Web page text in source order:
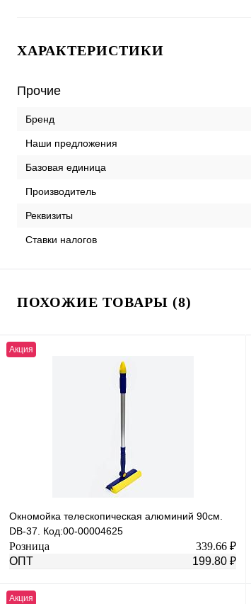
ХАРАКТЕРИСТИКИ
Прочие
Бренд
Наши предложения
Базовая единица
Производитель
Реквизиты
Ставки налогов
ПОХОЖИЕ ТОВАРЫ (8)
Акция
Окномойка телескопическая алюминий 90см.
DB-37. Код:00-00004625
Розница
339.66 ₽
ОПТ
199.80 ₽
Акция